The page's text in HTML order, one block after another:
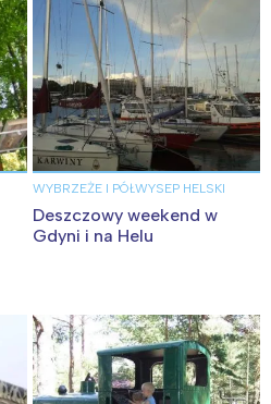
WYBRZEŻE I PÓŁWYSEP HELSKI
Deszczowy weekend w
Gdyni i na Helu
wydarzenia z
regionu: